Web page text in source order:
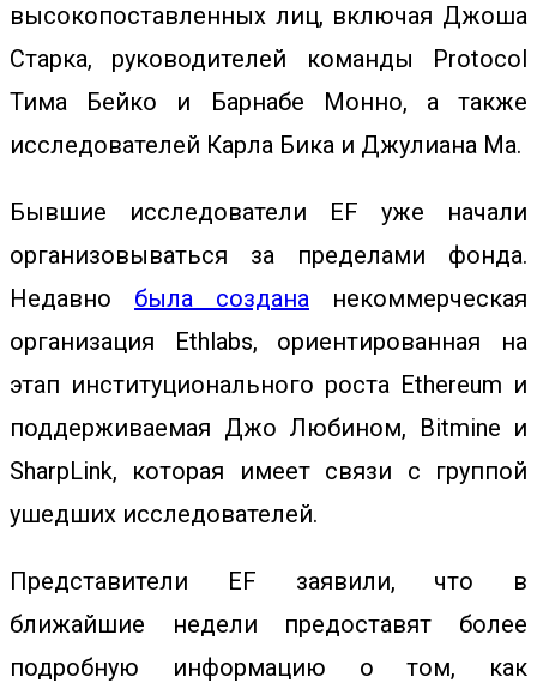
высокопоставленных лиц, включая Джоша
Старка, руководителей команды Protocol
Тима Бейко и Барнабе Монно, а также
исследователей Карла Бика и Джулиана Ма.
Бывшие исследователи EF уже начали
организовываться за пределами фонда.
Недавно была создана некоммерческая
организация Ethlabs, ориентированная на
этап институционального роста Ethereum и
поддерживаемая Джо Любином, Bitmine и
SharpLink, которая имеет связи с группой
ушедших исследователей.
Представители EF заявили, что в
ближайшие недели предоставят более
подробную информацию о том, как